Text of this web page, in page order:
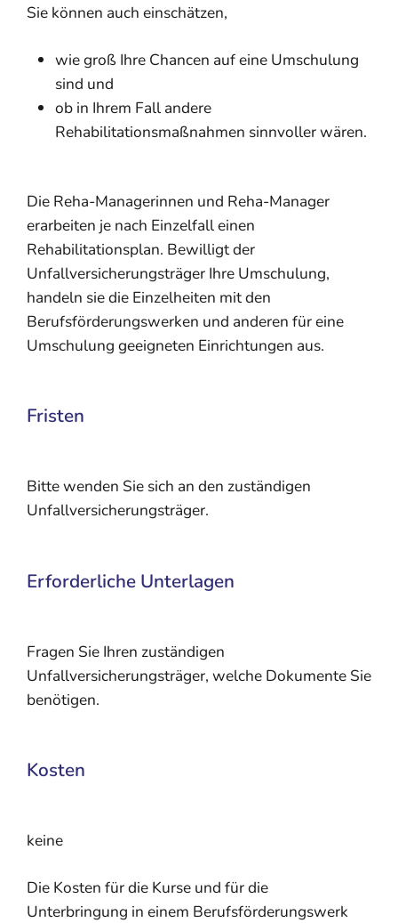
Sie können auch einschätzen,
wie groß Ihre Chancen auf eine Umschulung
sind und
ob in Ihrem Fall andere
Rehabilitationsmaßnahmen sinnvoller wären.
Die Reha-Managerinnen und Reha-Manager
erarbeiten je nach Einzelfall einen
Rehabilitationsplan. Bewilligt der
Unfallversicherungsträger Ihre Umschulung,
handeln sie die Einzelheiten mit den
Berufsförderungswerken und anderen für eine
Umschulung geeigneten Einrichtungen aus.
Fristen
Bitte wenden Sie sich an den zuständigen
Unfallversicherungsträger.
Erforderliche Unterlagen
Fragen Sie Ihren zuständigen
Unfallversicherungsträger, welche Dokumente Sie
benötigen.
Kosten
keine
Die Kosten für die Kurse und für die
Unterbringung in einem Berufsförderungswerk